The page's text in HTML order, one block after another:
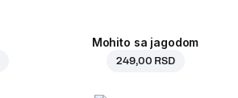
Mohito sa jagodom
249,00 RSD